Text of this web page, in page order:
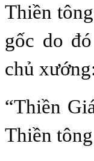
Thiền
gốc do
chủ
“Thiền
Thiền